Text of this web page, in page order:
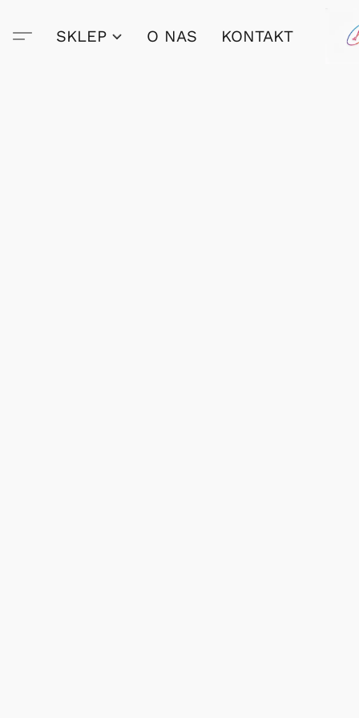
SKLEP O NAS KONTAKT